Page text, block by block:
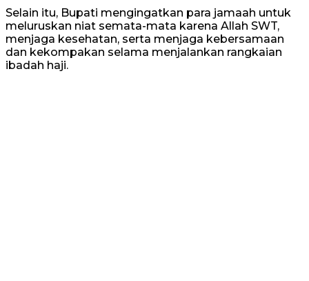
Selain itu, Bupati mengingatkan para jamaah untuk
meluruskan niat semata-mata karena Allah SWT,
menjaga kesehatan, serta menjaga kebersamaan
dan kekompakan selama menjalankan rangkaian
ibadah haji.